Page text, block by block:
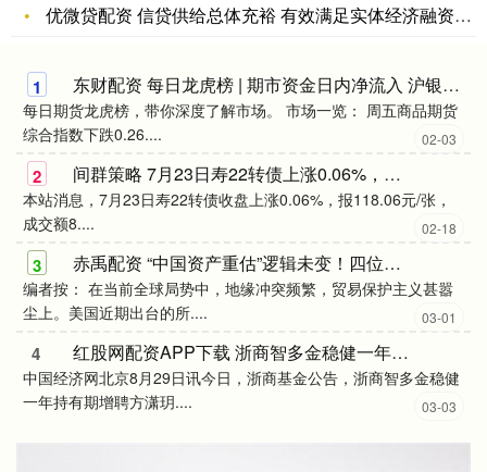
优微贷配资 信贷供给总体充裕 有效满足实体经济融资需求
1 东财配资 每日龙虎榜 | 期市资金日内净流入 沪银减仓位居榜首
每日期货龙虎榜，带你深度了解市场。 市场一览： 周五商品期货
综合指数下跌0.26....
02-03
2 间群策略 7月23日寿22转债上涨0.06%，转股溢价率99.23%
本站消息，7月23日寿22转债收盘上涨0.06%，报118.06元/张，
成交额8....
02-18
3 赤禹配资 “中国资产重估”逻辑未变！四位首席经济学家最新发声
编者按： 在当前全球局势中，地缘冲突频繁，贸易保护主义甚嚣
尘上。美国近期出台的所....
03-01
4 红股网配资APP下载 浙商智多金稳健一年持有期增聘方潇玥
中国经济网北京8月29日讯今日，浙商基金公告，浙商智多金稳健
一年持有期增聘方潇玥....
03-03